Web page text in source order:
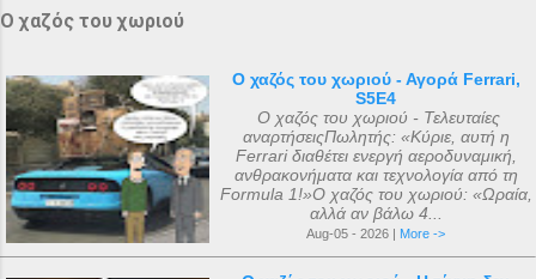
Ο χαζός του χωριού
Ο χαζός του χωριού - Αγορά Ferrari,
S5E4
Ο χαζός του χωριού - Τελευταίες
αναρτήσειςΠωλητής: «Κύριε, αυτή η
Ferrari διαθέτει ενεργή αεροδυναμική,
ανθρακονήματα και τεχνολογία από τη
Formula 1!»Ο χαζός του χωριού: «Ωραία,
αλλά αν βάλω 4...
Aug-05 - 2026 | More ->